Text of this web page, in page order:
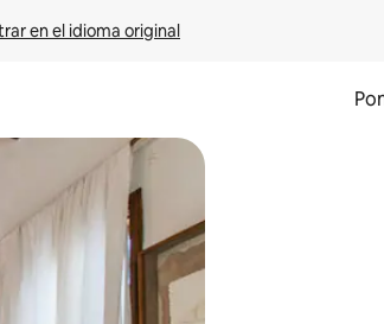
en el idioma original